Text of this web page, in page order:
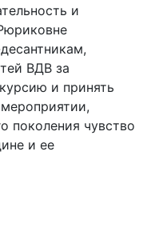
и
ВДВ за
и принять
поколения чувство
и ее